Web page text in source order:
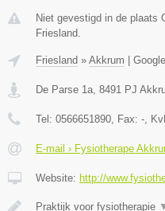
Niet gevestigd in de plaats
Friesland.
Friesland » Akkrum
De Parse 1a, 8491 PJ
Tel: 0566651890, Fax: -,
E-mail › Fysiotherape
Website: http://
Praktijk voor fysiotherapie